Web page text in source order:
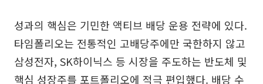
성과의 핵심은 기민한 액티브 배당 운용 전략에 있다.
타임폴리오는 전통적인 고배당주에만 국한하지 않고
삼성전자, SK하이닉스 등 시장을 주도하는 반도체 및
핵심 성장주를 포트폴리오에 적극 편입했다. 배당 수